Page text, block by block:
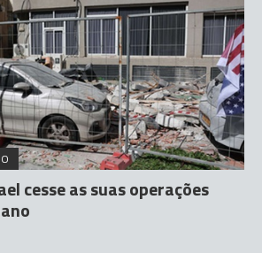
cesse as suas operações